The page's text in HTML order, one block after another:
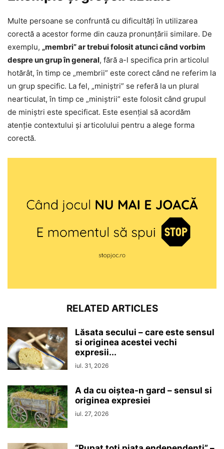
Multe persoane se confruntă cu dificultăți în utilizarea
corectă a acestor forme din cauza pronunțării similare. De
exemplu, „membri” ar trebui folosit atunci când vorbim
despre un grup în general, fără a-l specifica prin articolul
hotărât, în timp ce „membrii” este corect când ne referim la
un grup specific. La fel, „miniștri” se referă la un plural
nearticulat, în timp ce „miniștrii” este folosit când grupul
de miniștri este specificat. Este esențial să acordăm
atenție contextului și articolului pentru a alege forma
corectă.
RELATED ARTICLES
Lăsata secului – care este sensul
si originea acestei vechi
expresii...
iul. 31, 2026
A da cu oiștea-n gard – sensul si
originea expresiei
iul. 27, 2026